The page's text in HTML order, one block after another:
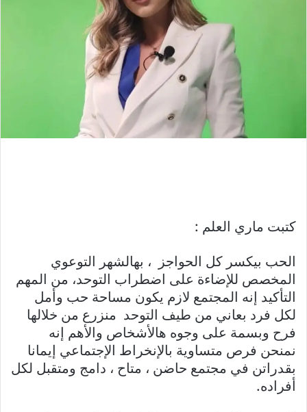
كتبت ماري العلم :
الحب بيكسر كل الحواجز ، بهالشهر التوعوي
المخصص للإضاءة على اضطراب التوحد، من المهم
التأكيد إنه المجتمع لازم يكون مساحة حب وأمل
لكل فرد بعاني من طيف التوحد منزرع من خلالها
فرح وبسمة على وجوه هالأشخاص والأهم إنه
نمنحن فرص متساوية بالإنخراط الإجتماعي إيمانا
بقدراتن في مجتمع حاضن ، متاح ، دامج ومتقبل لكل
أفراده.